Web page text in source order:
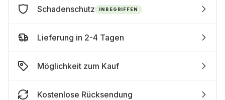
Schadenschutz INBEGRIFFEN
Lieferung in 2-4 Tagen
Möglichkeit zum Kauf
Kostenlose Rücksendung